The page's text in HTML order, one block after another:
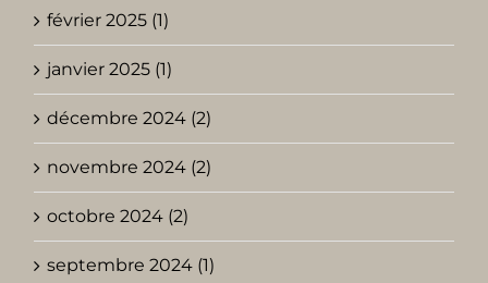
février 2025 (1)
janvier 2025 (1)
décembre 2024 (2)
novembre 2024 (2)
octobre 2024 (2)
septembre 2024 (1)